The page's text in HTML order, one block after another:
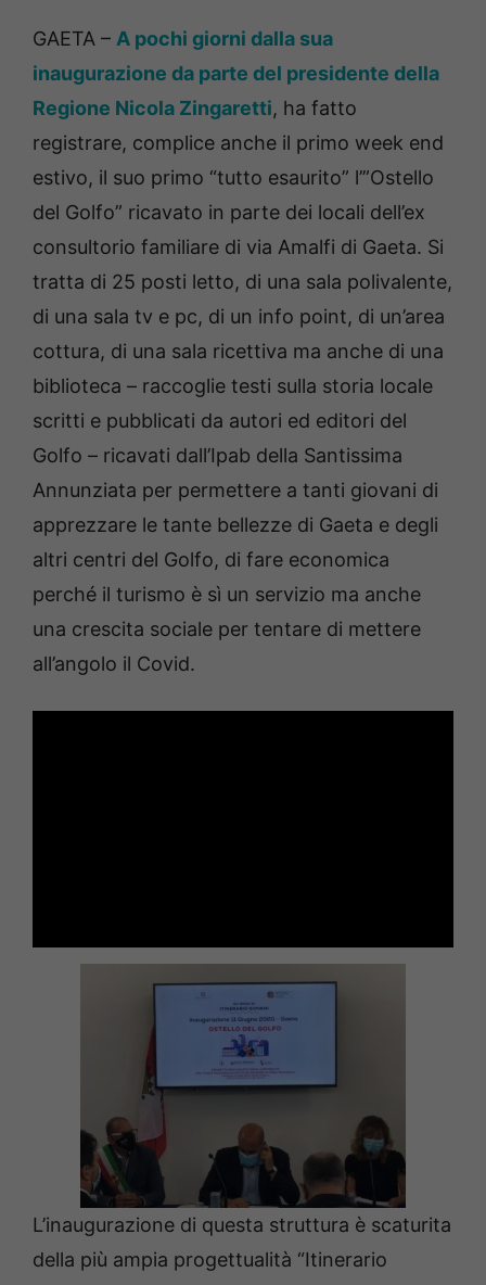
GAETA – A pochi giorni dalla sua
inaugurazione da parte del presidente della
Regione Nicola Zingaretti, ha fatto
registrare, complice anche il primo week end
estivo, il suo primo “tutto esaurito” l’”Ostello
del Golfo” ricavato in parte dei locali dell’ex
consultorio familiare di via Amalfi di Gaeta. Si
tratta di 25 posti letto, di una sala polivalente,
di una sala tv e pc, di un info point, di un’area
cottura, di una sala ricettiva ma anche di una
biblioteca – raccoglie testi sulla storia locale
scritti e pubblicati da autori ed editori del
Golfo – ricavati dall’Ipab della Santissima
Annunziata per permettere a tanti giovani di
apprezzare le tante bellezze di Gaeta e degli
altri centri del Golfo, di fare economica
perché il turismo è sì un servizio ma anche
una crescita sociale per tentare di mettere
all’angolo il Covid.
L’inaugurazione di questa struttura è scaturita
della più ampia progettualità “Itinerario